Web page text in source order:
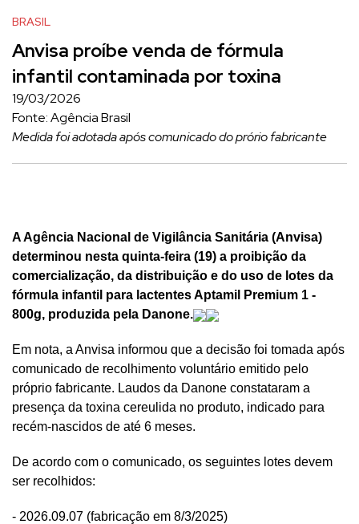
BRASIL
Anvisa proíbe venda de fórmula
infantil contaminada por toxina
19/03/2026
Fonte: Agência Brasil
Medida foi adotada após comunicado do prório fabricante
A Agência Nacional de Vigilância Sanitária (Anvisa)
determinou nesta quinta-feira (19) a proibição da
comercialização, da distribuição e do uso de lotes da
fórmula infantil para lactentes Aptamil Premium 1 -
800g, produzida pela Danone.
Em nota, a Anvisa informou que a decisão foi tomada após
comunicado de recolhimento voluntário emitido pelo
próprio fabricante. Laudos da Danone constataram a
presença da toxina cereulida no produto, indicado para
recém-nascidos de até 6 meses.
De acordo com o comunicado, os seguintes lotes devem
ser recolhidos:
- 2026.09.07 (fabricação em 8/3/2025)